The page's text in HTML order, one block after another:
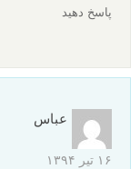
پاسخ دهید
عباس
۱۶ تیر ۱۳۹۴